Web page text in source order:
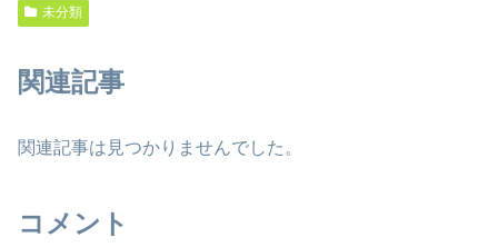
未分類
関連記事
関連記事は見つかりませんでした。
コメント